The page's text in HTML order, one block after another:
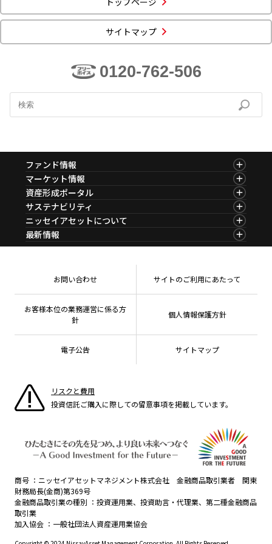
投資信託新商品のご案内
ちょこっと3分！ファンドシアター
有価証券届出書の効力の発生の有無について
確定拠出年金について
確定拠出年金制度について
確定拠出年金での商品の選び方について
確定拠出年金 基準価額一覧
Goal Navi
投資の教室
SDGsとは？
トップメッセージ
ニッセイアセットの重要課題
サステナビリティへの取り組み
サステナビリティレポート
サステナブル投資
議決権行使について
ニッセイアセットについてTOP
方針・その他開示情報
公式キャラクターのご紹介
法人のお客さま
採用情報 English
検索したいキーワードを入力してください。
資産形成はじめるなら
サイトマップ
0120-762-506
ファンド情報
ファンド情報TOP
基準価額一覧
ファンド検索
ファンド比較
決算カレンダー
海外休日カレンダー
投資信託新商品のご案内
ちょこっと3分！ファンドシアター
有価証券届出書の効力の発生の有無について
こだわりのインデックスファンド 購入・換金手数料
なしシリーズ
確定拠出年金について
マーケット情報
マーケット情報TOP
マーケット指数
マーケットレポート
コラム
ファンドレポート
資産形成ポータル
資産形成ポータルTOP
資産形成サービス
Nダイレクト
資産形成サポート
NAMシティ
お問い合わせ
よくあるご質問
サステナビリティ
サステナビリティTOP
サステナビリティ経営
サステナブル投資
ニッセイアセットについて
ニッセイアセットについてTOP
会社情報
方針・その他開示情報
公式キャラクターのご紹介
最新情報
マーケットニュース
メディアお問い合わせ サイトのご利用にあたって
お客様本位の業務運営に係る方
針
個人情報保護方針
電子公告 サイトマップ
リスクと費用
投資信託ご購入に際しての留意事項を掲載しています。
商号
ニッセイアセットマネジメント株式会社 金融商品取引業者 関東
財務局長(金商)第369号
金融商品取引業の種別
投資運用業、投資助言・代理業、第二種金融商品
取引業
加入協会
一般社団法人資産運用業協会